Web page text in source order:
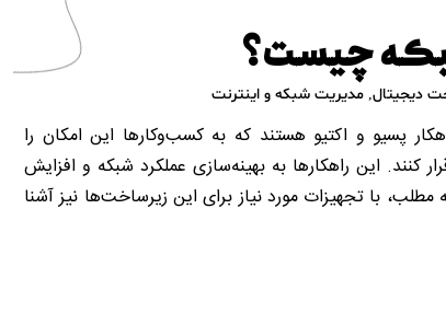
چیست؟
دیجیتال,مدیریت شبکه و اینترنت
شبکه شامل ۷ نوع راهکار پسیو و اکتیو هستند که به کسب‌وکارها این امکان را
کنند. این راهکارها به بهینه‌سازی عملکرد شبکه و افزایش
با تجهیزات مورد نیاز برای این زیرساخت‌ها نیز آشنا